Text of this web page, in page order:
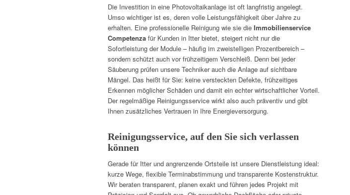
Die Investition in eine Photovoltaikanlage ist oft langfristig angelegt.
Umso wichtiger ist es, deren volle Leistungsfähigkeit über Jahre zu
erhalten. Eine professionelle Reinigung wie sie die Immobilienservice
Competenza für Kunden in Itter bietet, steigert nicht nur die
Sofortleistung der Module – häufig im zweistelligen Prozentbereich –
sondern schützt auch vor frühzeitigem Verschleiß. Denn bei jeder
Säuberung prüfen unsere Techniker auch die Anlage auf sichtbare
Mängel. Das heißt für Sie: keine versteckten Defekte, frühzeitiges
Erkennen möglicher Schäden und damit ein echter wirtschaftlicher Vorteil.
Der regelmäßige Reinigungsservice wirkt also auch präventiv und gibt
Ihnen zusätzliches Vertrauen in Ihre Energieversorgung.
Reinigungsservice, auf den Sie sich verlassen
können
Gerade für Itter und angrenzende Ortsteile ist unsere Dienstleistung ideal:
kurze Wege, flexible Terminabstimmung und transparente Kostenstruktur.
Wir beraten transparent, planen exakt und führen jedes Projekt mit